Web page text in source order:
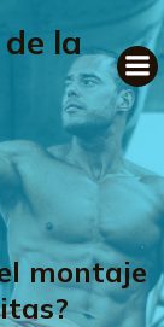
la
montaje